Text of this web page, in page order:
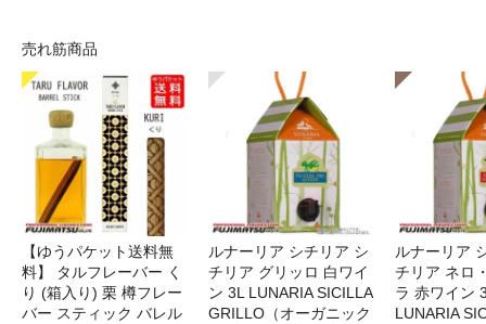
売れ筋商品
【ゆうパケット送料無
料】 タルフレーバー く
り (箱入り) 栗 樽フレー
バー スティック バレル
ルナーリア シチリア シ
チリア グリッロ 白ワイ
ン 3L LUNARIA SICILLA
GRILLO（オーガニック
ルナーリア
チリア ネロ
ラ 赤ワイ
LUNARIA